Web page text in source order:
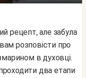
вам розповісти про
в духовці.
два етапи